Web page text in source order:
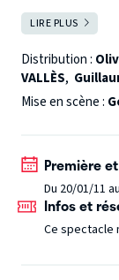
d'aujourd'hui
normes. Au fur
dessine une
produits dérivés
monstre
LIRE PLUS
Distribution :
VALLÈS,
Mise en scène :
Première
Du 20/01/11
Infos et
Ce spectacle